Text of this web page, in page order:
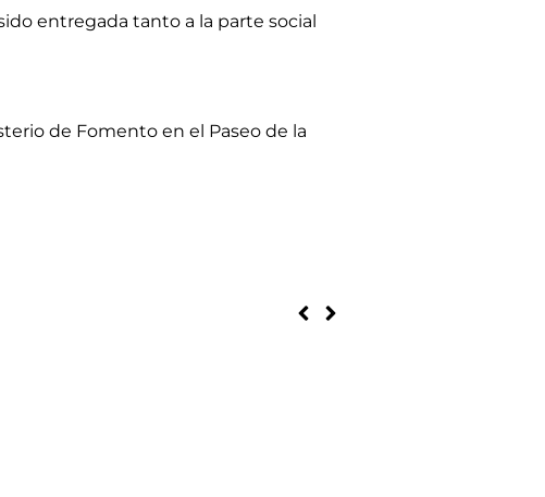
entregada tanto a la parte social
de Fomento en el Paseo de la